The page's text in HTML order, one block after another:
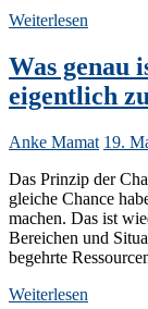
Weiterlesen
Was genau
eigentlich
Anke Mamat 19.
Das Prinzip der
gleiche Chance
machen. Das ist
Bereichen und
begehrte
Weiterlesen